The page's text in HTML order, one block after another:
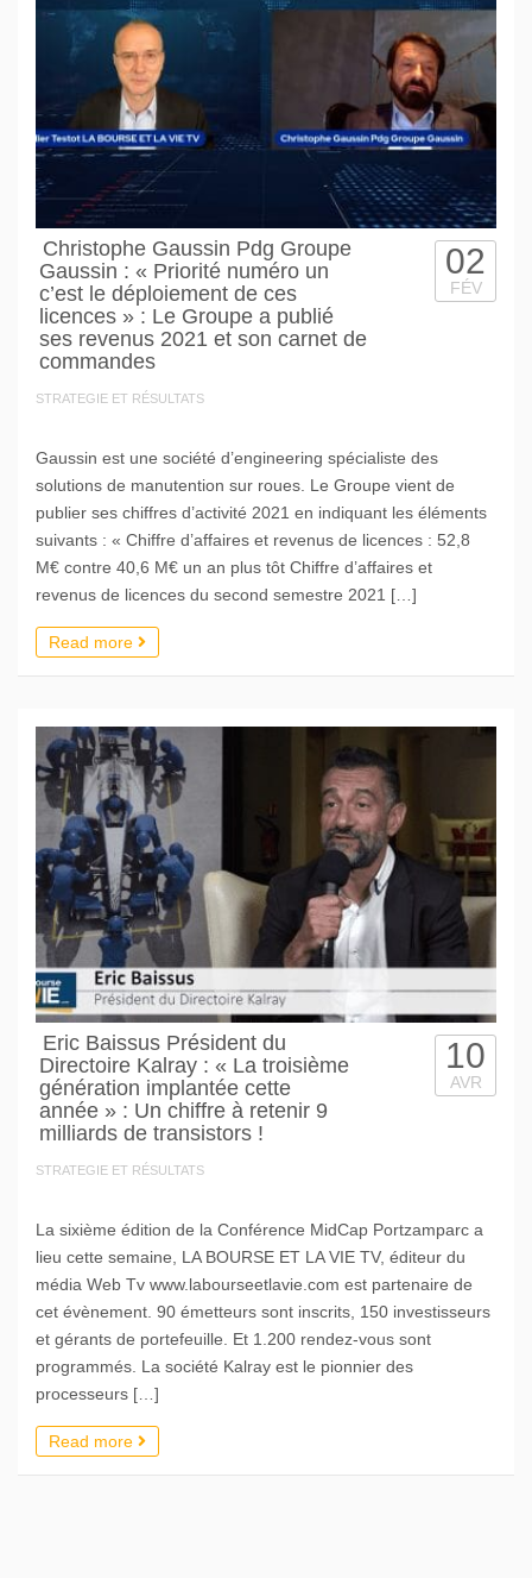
Christophe Gaussin Pdg Groupe
Gaussin : « Priorité numéro un
c’est le déploiement de ces
licences » : Le Groupe a publié
ses revenus 2021 et son carnet de
commandes
STRATEGIE ET RÉSULTATS
02
FÉV
Gaussin est une société d’engineering spécialiste des
solutions de manutention sur roues. Le Groupe vient de
publier ses chiffres d’activité 2021 en indiquant les éléments
suivants : « Chiffre d’affaires et revenus de licences : 52,8
M€ contre 40,6 M€ un an plus tôt Chiffre d’affaires et
revenus de licences du second semestre 2021 […]
Read more
Eric Baissus Président du
Directoire Kalray : « La troisième
génération implantée cette
année » : Un chiffre à retenir 9
milliards de transistors !
STRATEGIE ET RÉSULTATS
10
AVR
La sixième édition de la Conférence MidCap Portzamparc a
lieu cette semaine, LA BOURSE ET LA VIE TV, éditeur du
média Web Tv www.labourseetlavie.com est partenaire de
cet évènement. 90 émetteurs sont inscrits, 150 investisseurs
et gérants de portefeuille. Et 1.200 rendez-vous sont
programmés. La société Kalray est le pionnier des
processeurs […]
Read more